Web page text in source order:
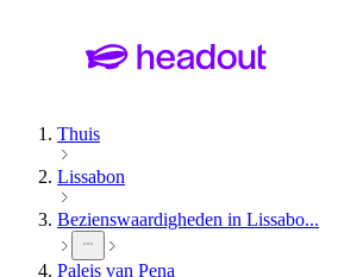
Thuis
Lissabon
Bezienswaardigheden in Lissabo...
Paleis van Pena